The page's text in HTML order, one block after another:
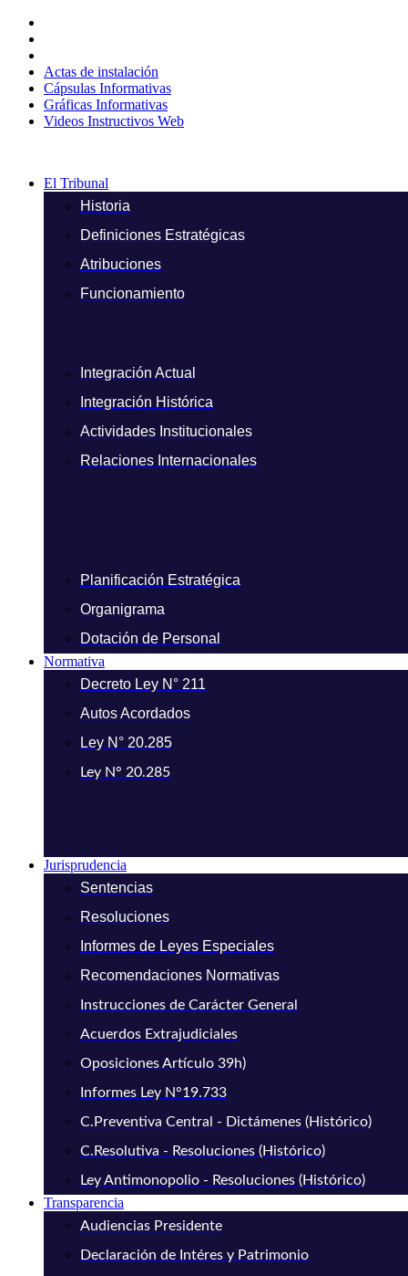
contenido
Actas de instalación
Cápsulas Informativas
Gráficas Informativas
Videos Instructivos Web
El Tribunal
Historia
Definiciones Estratégicas
Atribuciones
Funcionamiento
Integración Actual
Integración Histórica
Actividades Institucionales
Relaciones Internacionales
Planificación Estratégica
Organigrama
Dotación de Personal
Normativa
Decreto Ley N° 211
Autos Acordados
Ley N° 20.285
Ley N° 20.285
Jurisprudencia
Sentencias
Resoluciones
Informes de Leyes Especiales
Recomendaciones Normativas
Instrucciones de Carácter General
Acuerdos Extrajudiciales
Oposiciones Artículo 39h)
Informes Ley N°19.733
C.Preventiva Central - Dictámenes (Histórico)
C.Resolutiva - Resoluciones (Histórico)
Ley Antimonopolio - Resoluciones (Histórico)
Transparencia
Audiencias Presidente
Declaración de Intéres y Patrimonio